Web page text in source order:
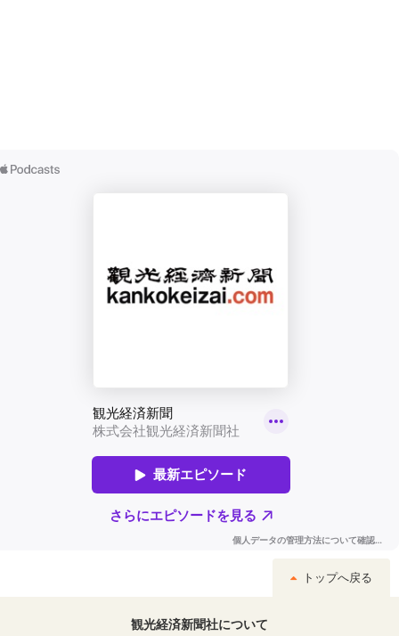
トップへ戻る
観光経済新聞社について